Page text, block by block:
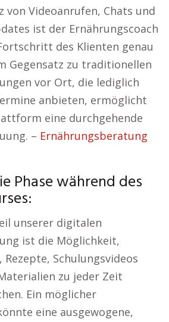
von Videoanrufen, Chats und
ist der Ernährungscoach
des Klienten genau
Gegensatz zu traditionellen
vor Ort, die lediglich
anbieten, ermöglicht
eine durchgehende
– Ernährungsberatung
Phase während des
unserer digitalen
ist die Möglichkeit,
Schulungsvideos
zu jeder Zeit
Ein möglicher
eine ausgewogene,